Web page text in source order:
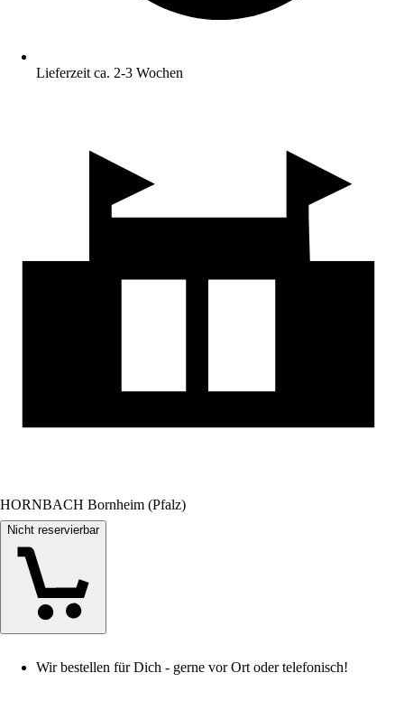
Lieferzeit ca. 2-3 Wochen
HORNBACH Bornheim (Pfalz)
Nicht reservierbar
Wir bestellen für Dich - gerne vor Ort oder telefonisch!